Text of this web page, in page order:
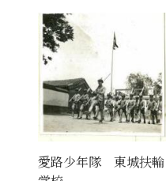
愛路少年隊 東城扶輪